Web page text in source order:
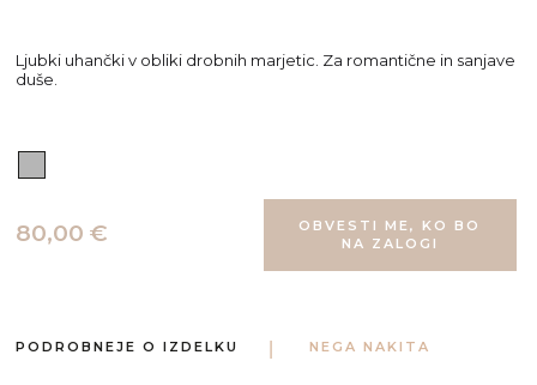
Ljubki uhančki v obliki drobnih marjetic. Za romantične in sanjave
duše.
80,00 €
PODROBNEJE O IZDELKU NEGA NAKITA